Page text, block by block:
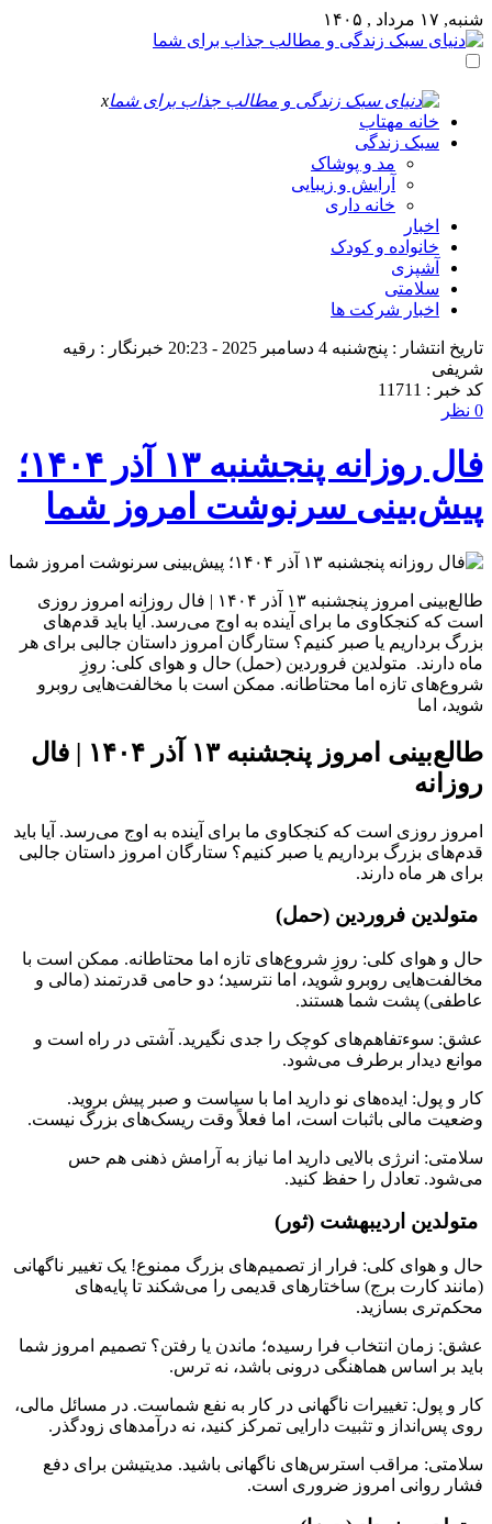
شنبه, ۱۷ مرداد , ۱۴۰۵
x
خانه مهتاب
سبک زندگی
مد و پوشاک
آرایش و زیبایی
خانه داری
اخبار
خانواده و کودک
آشپزی
سلامتی
اخبار شرکت ها
تاریخ انتشار : پنج‌شنبه 4 دسامبر 2025 - 20:23
خبرنگار : رقیه
شریفی
کد خبر : 11711
0 نظر
فال روزانه پنجشنبه ۱۳ آذر ۱۴۰۴؛
پیش‌بینی سرنوشت امروز شما
طالع‌بینی امروز پنجشنبه ۱۳ آذر ۱۴۰۴ | فال روزانه امروز روزی
است که کنجکاوی ما برای آینده به اوج می‌رسد. آیا باید قدم‌های
بزرگ برداریم یا صبر کنیم؟ ستارگان امروز داستان جالبی برای هر
ماه دارند. متولدین فروردین (حمل) حال و هوای کلی: روزِ
شروع‌های تازه اما محتاطانه. ممکن است با مخالفت‌هایی روبرو
شوید، اما
طالع‌بینی امروز پنجشنبه ۱۳ آذر ۱۴۰۴ | فال
روزانه
امروز روزی است که کنجکاوی ما برای آینده به اوج می‌رسد. آیا باید
قدم‌های بزرگ برداریم یا صبر کنیم؟ ستارگان امروز داستان جالبی
برای هر ماه دارند.
متولدین فروردین (حمل)
حال و هوای کلی: روزِ شروع‌های تازه اما محتاطانه. ممکن است با
مخالفت‌هایی روبرو شوید، اما نترسید؛ دو حامی قدرتمند (مالی و
عاطفی) پشت شما هستند.
عشق: سوءتفاهم‌های کوچک را جدی نگیرید. آشتی در راه است و
موانع دیدار برطرف می‌شود.
کار و پول: ایده‌های نو دارید اما با سیاست و صبر پیش بروید.
وضعیت مالی باثبات است، اما فعلاً وقت ریسک‌های بزرگ نیست.
سلامتی: انرژی بالایی دارید اما نیاز به آرامش ذهنی هم حس
می‌شود. تعادل را حفظ کنید.
متولدین اردیبهشت (ثور)
حال و هوای کلی: فرار از تصمیم‌های بزرگ ممنوع! یک تغییر ناگهانی
(مانند کارت برج) ساختارهای قدیمی را می‌شکند تا پایه‌های
محکم‌تری بسازید.
عشق: زمان انتخاب فرا رسیده؛ ماندن یا رفتن؟ تصمیم امروز شما
باید بر اساس هماهنگی درونی باشد، نه ترس.
کار و پول: تغییرات ناگهانی در کار به نفع شماست. در مسائل مالی،
روی پس‌انداز و تثبیت دارایی تمرکز کنید، نه درآمدهای زودگذر.
سلامتی: مراقب استرس‌های ناگهانی باشید. مدیتیشن برای دفع
فشار روانی امروز ضروری است.